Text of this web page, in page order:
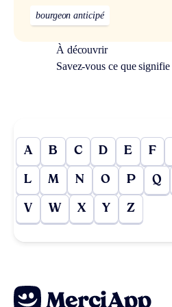
bourgeon anticipé
À découvrir
Savez-vous ce que
A B C D E F
L M N O P Q
V W X Y Z